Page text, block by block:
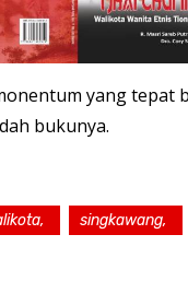
yang tepat
bukunya.
singkawang,